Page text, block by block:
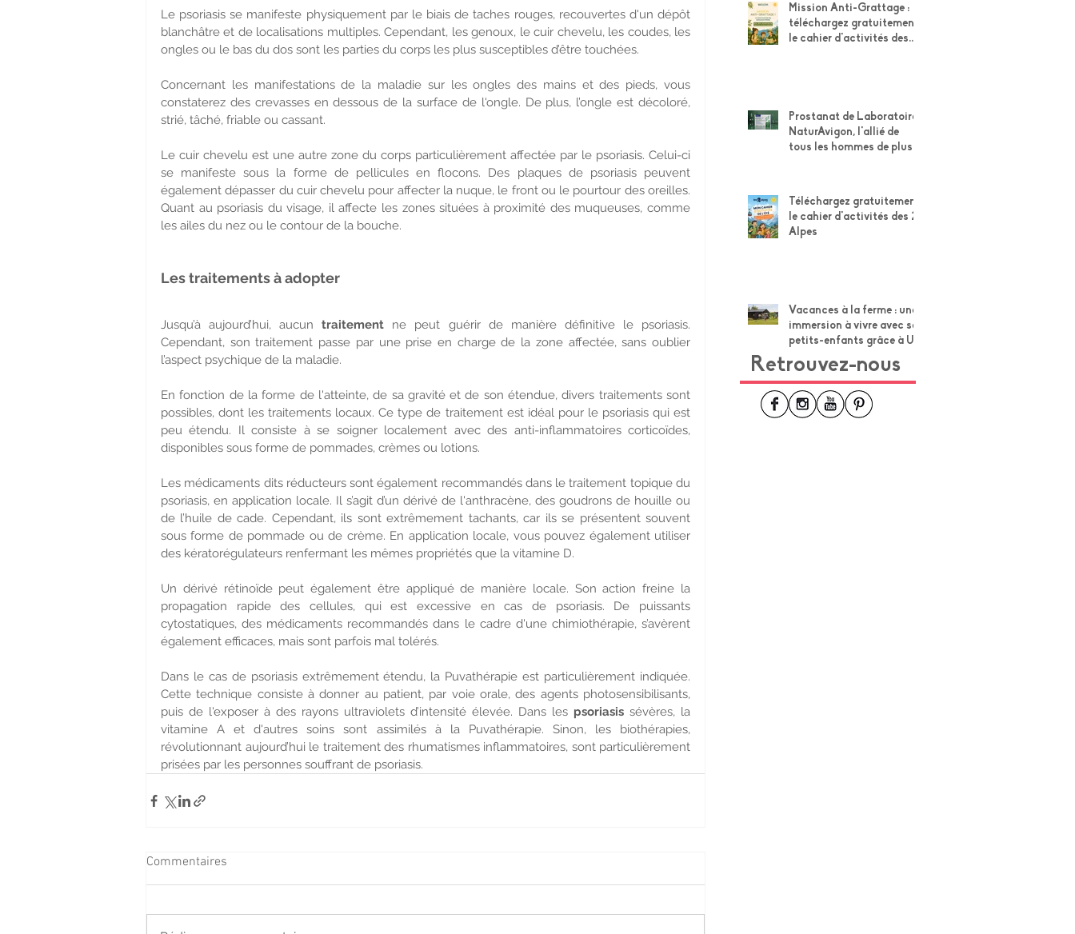
Le psoriasis se manifeste physiquement par le biais de taches rouges, recouvertes d'un dépôt
blanchâtre et de localisations multiples. Cependant, les genoux, le cuir chevelu, les coudes, les
ongles ou le bas du dos sont les parties du corps les plus susceptibles d’être touchées.
Concernant les manifestations de la maladie sur les ongles des mains et des pieds, vous
constaterez des crevasses en dessous de la surface de l'ongle. De plus, l’ongle est décoloré,
strié, tâché, friable ou cassant.
Le cuir chevelu est une autre zone du corps particulièrement affectée par le psoriasis. Celui-ci
se manifeste sous la forme de pellicules en flocons. Des plaques de psoriasis peuvent
également dépasser du cuir chevelu pour affecter la nuque, le front ou le pourtour des oreilles.
Quant au psoriasis du visage, il affecte les zones situées à proximité des muqueuses, comme
les ailes du nez ou le contour de la bouche.
Les traitements à adopter
Jusqu’à aujourd’hui, aucun traitement ne peut guérir de manière définitive le psoriasis.
Cependant, son traitement passe par une prise en charge de la zone affectée, sans oublier
l’aspect psychique de la maladie.
En fonction de la forme de l'atteinte, de sa gravité et de son étendue, divers traitements sont
possibles, dont les traitements locaux. Ce type de traitement est idéal pour le psoriasis qui est
peu étendu. Il consiste à se soigner localement avec des anti-inflammatoires corticoïdes,
disponibles sous forme de pommades, crèmes ou lotions.
Les médicaments dits réducteurs sont également recommandés dans le traitement topique du
psoriasis, en application locale. Il s’agit d’un dérivé de l'anthracène, des goudrons de houille ou
de l’huile de cade. Cependant, ils sont extrêmement tachants, car ils se présentent souvent
sous forme de pommade ou de crème. En application locale, vous pouvez également utiliser
des kératorégulateurs renfermant les mêmes propriétés que la vitamine D.
Un dérivé rétinoïde peut également être appliqué de manière locale. Son action freine la
propagation rapide des cellules, qui est excessive en cas de psoriasis. De puissants
cytostatiques, des médicaments recommandés dans le cadre d'une chimiothérapie, s’avèrent
également efficaces, mais sont parfois mal tolérés.
Dans le cas de psoriasis extrêmement étendu, la Puvathérapie est particulièrement indiquée.
Cette technique consiste à donner au patient, par voie orale, des agents photosensibilisants,
puis de l'exposer à des rayons ultraviolets d’intensité élevée. Dans les psoriasis sévères, la
vitamine A et d'autres soins sont assimilés à la Puvathérapie. Sinon, les biothérapies,
révolutionnant aujourd’hui le traitement des rhumatismes inflammatoires, sont particulièrement
prisées par les personnes souffrant de psoriasis.
Commentaires
Mission Anti-Grattage :
téléchargez gratuitement
le cahier d'activités des
Prostanat de Laboratoire
NaturAvigon, l'allié de
tous les hommes de plus
Téléchargez gratuitement
le cahier d'activités des 2
Alpes
Vacances à la ferme : une
immersion à vivre avec ses
petits-enfants grâce à Un
Retrouvez-nous